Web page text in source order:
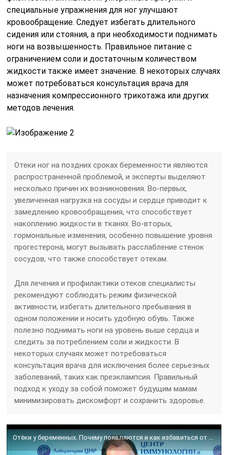
специальные упражнения для ног улучшают
кровообращение. Следует избегать длительного
сидения или стояния, а при необходимости поднимать
ноги на возвышенность. Правильное питание с
ограничением соли и достаточным количеством
жидкости также имеет значение. В некоторых случаях
может потребоваться консультация врача для
назначения компрессионного трикотажа или других
методов лечения.
Отеки ног на поздних сроках беременности являются
распространенной проблемой, и эксперты выделяют
несколько причин их возникновения. Во-первых,
увеличенная нагрузка на сосуды и сердце приводит к
замедлению кровообращения, что способствует
накоплению жидкости в тканях. Во-вторых,
гормональные изменения, особенно повышение уровня
прогестерона, могут вызывать расслабление стенок
сосудов, что также способствует отекам.
Для лечения и профилактики отеков специалисты
рекомендуют соблюдать режим физической
активности, избегать длительного пребывания в
одном положении и носить удобную обувь. Также
полезно поднимать ноги на уровень выше сердца и
следить за потреблением соли и жидкости. В
некоторых случаях может потребоваться
консультация врача для исключения более серьезных
заболеваний, таких как преэклампсия. Правильный
подход к уходу за собой поможет будущим мамам
минимизировать дискомфорт и сохранить здоровье.